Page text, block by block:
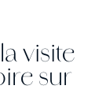
visite
sur